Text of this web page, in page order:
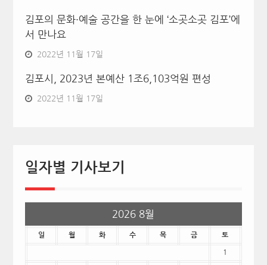
김포의 문화·예술 공간을 한 눈에 ‘소곳소곳 김포’에
서 만나요
2022년 11월 17일
김포시, 2023년 본예산 1조6,103억원 편성
2022년 11월 17일
일자별 기사보기
2026 8월
일 월 화 수 목 금 토
1